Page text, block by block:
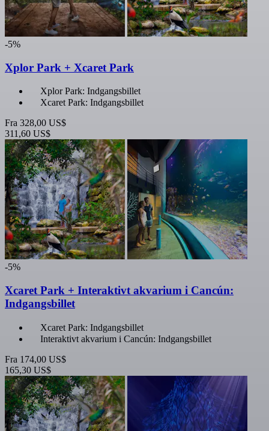
-5%
Xplor Park + Xcaret Park
Xplor Park: Indgangsbillet
Xcaret Park: Indgangsbillet
Fra 328,00 US$
311,60 US$
-5%
Xcaret Park + Interaktivt akvarium i Cancún:
Indgangsbillet
Xcaret Park: Indgangsbillet
Interaktivt akvarium i Cancún: Indgangsbillet
Fra 174,00 US$
165,30 US$